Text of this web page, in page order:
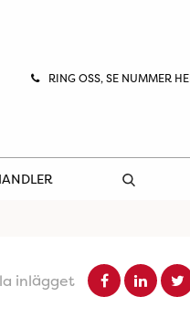
RING OSS, SE NUMMER
inlägget